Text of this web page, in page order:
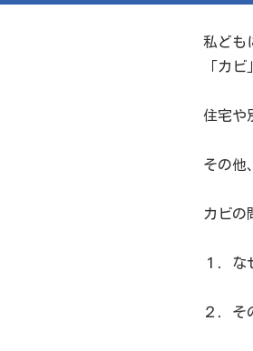
私ども
「カ
住宅や
その他
カビの
１．な
２．そ